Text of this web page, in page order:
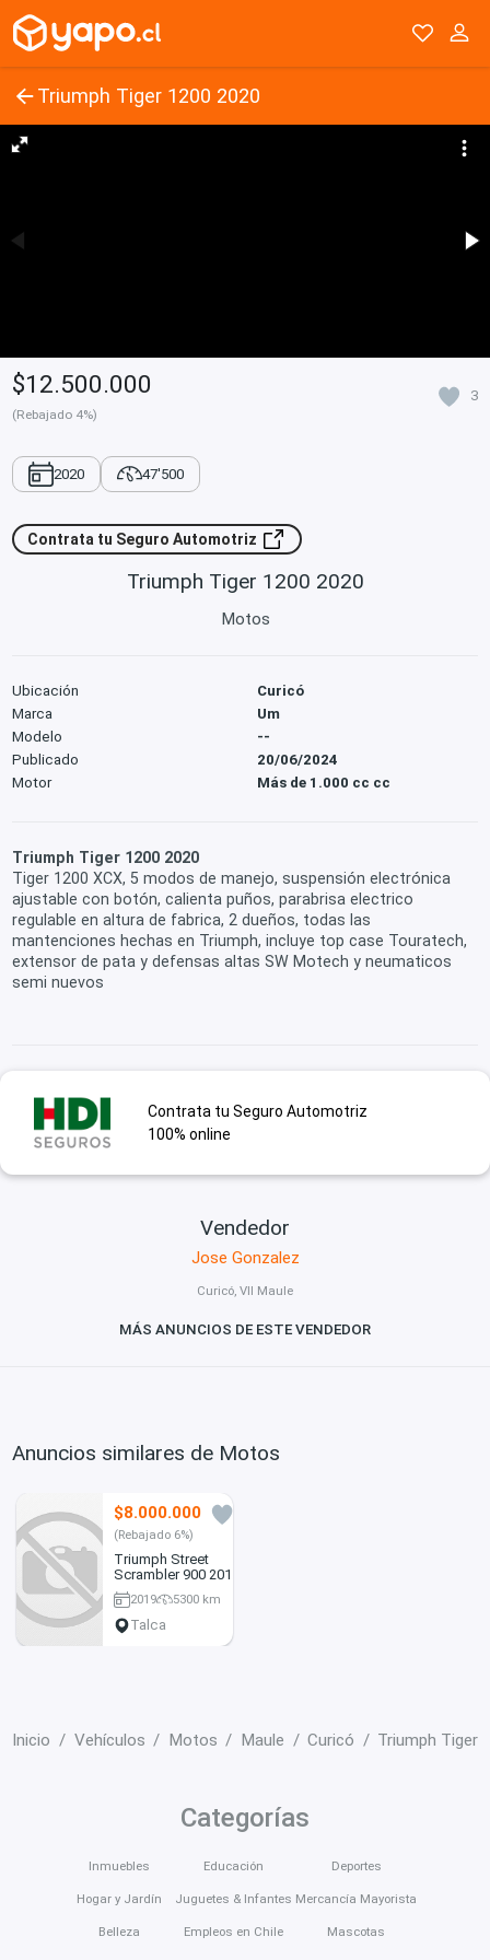
Triumph Tiger 1200 2020
$12.500.000
(Rebajado 4%)
3
2020 47'500
Contrata tu Seguro Automotriz
Triumph Tiger 1200 2020
Motos
Ubicación
Curicó
Marca
Um
Modelo
--
Publicado
20/06/2024
Motor
Más de 1.000 cc cc
Triumph Tiger 1200 2020
Tiger 1200 XCX, 5 modos de manejo, suspensión electrónica
ajustable con botón, calienta puños, parabrisa electrico
regulable en altura de fabrica, 2 dueños, todas las
mantenciones hechas en Triumph, incluye top case Touratech,
extensor de pata y defensas altas SW Motech y neumaticos
semi nuevos
Contrata tu Seguro Automotriz
100% online
Vendedor
Jose Gonzalez
Curicó, VII Maule
MÁS ANUNCIOS DE ESTE VENDEDOR
Anuncios similares de Motos
$8.000.000
(Rebajado 6%)
Triumph Street
Scrambler 900 2019 |
5.300 km | Maleta
lateral | $8.490.000
2019 5300 km
Talca
Inicio Vehículos Motos Maule Curicó Triumph Tiger
Categorías
Inmuebles
Hogar y Jardín
Belleza
Educación
Juguetes & Infantes
Empleos en Chile
Deportes
Mercancía Mayorista
Mascotas